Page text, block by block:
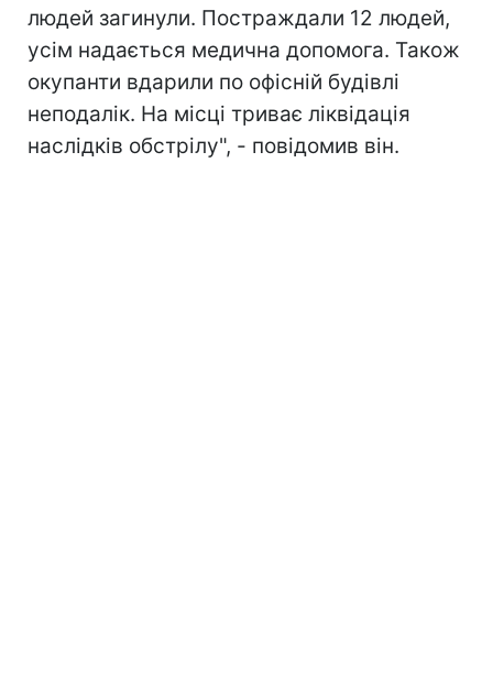
людей загинули. Постраждали 12 людей,
усім надається медична допомога. Також
окупанти вдарили по офісній будівлі
неподалік. На місці триває ліквідація
наслідків обстрілу", - повідомив він.